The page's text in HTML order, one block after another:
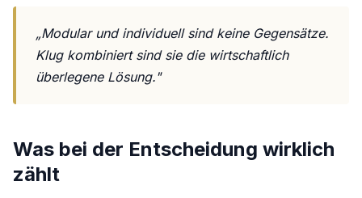
„Modular und individuell sind keine Gegensätze.
Klug kombiniert sind sie die wirtschaftlich
überlegene Lösung."
Was bei der Entscheidung wirklich
zählt